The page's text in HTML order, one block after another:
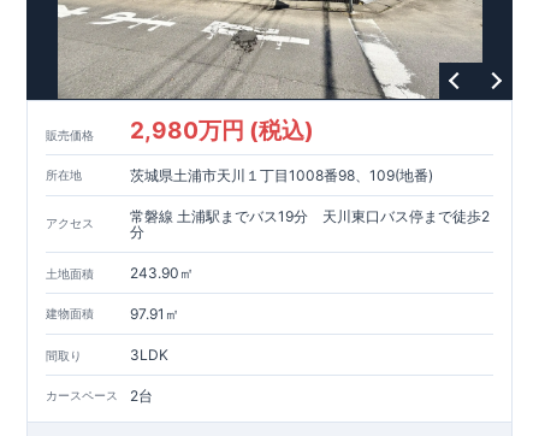
販売価格 2,980万円 (税込)
所在地 茨城県土浦市天川１丁目1008番98、109(地番)
アクセス
常磐線 土浦駅までバス19分 天川東口バス停まで徒歩2
分
土地面積 243.90㎡
建物面積 97.91㎡
間取り 3LDK
カースペース 2台